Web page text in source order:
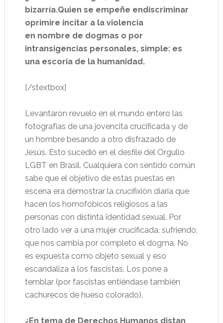
bizarría.Quien se empeñe endiscriminar
oprimire incitar a la violencia
en nombre de dogmas o por
intransigencias personales, simple: es
una escoria de la humanidad.
[/stextbox]
Levantaron revuelo en el mundo entero las
fotografías de una jovencita crucificada y de
un hombre besando a otro disfrazado de
Jesús. Esto sucedió en el desfile del Orgullo
LGBT en Brasil. Cualquiera con sentido común
sabe que el objetivo de estas puestas en
escena era demostrar la crucifixión diaria que
hacen los homofóbicos religiosos a las
personas con distinta identidad sexual. Por
otro lado ver a una mujer crucificada, sufriendo,
que nos cambia por completo el dogma. No
es expuesta como objeto sexual y eso
escandaliza a los fascistas. Los pone a
temblar (por fascistas entiéndase también
cachurecos de hueso colorado).
¿En tema de Derechos Humanos distan